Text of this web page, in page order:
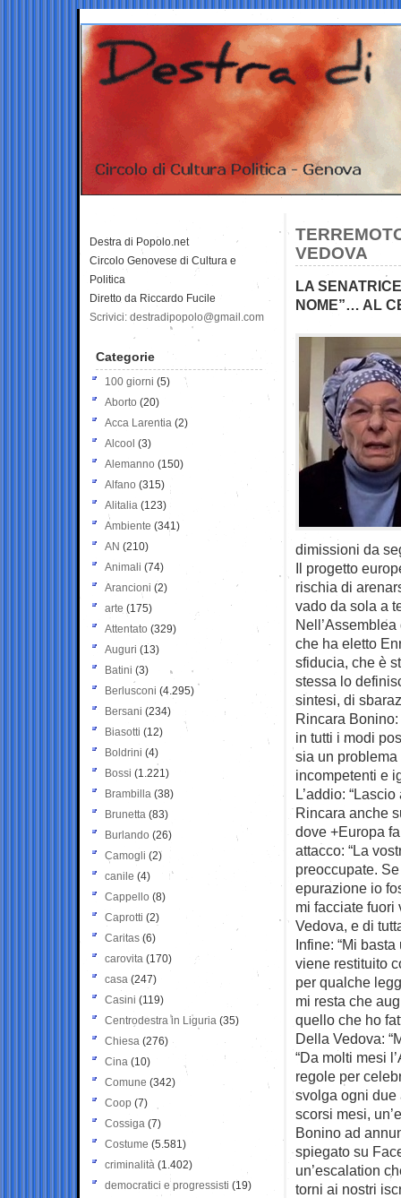
VEDOVA
LA
NOME”… AL
dimissioni da
Il progetto
rischia di
vado da sola a
che ha eletto
sfiducia, che è
stessa lo
sintesi, di
Rincara
in tutti i modi
sia un
incompetenti e
L’addio:
Rincara anche
dove +Europa
attacco: “La
preoccupate.
epurazione io
mi facciate fuori
Vedova, e di
Infine: “Mi
viene restituito
per qualche
mi resta che
quello che ho
Della Vedova:
“Da molti mesi
regole per
svolga ogni due
scorsi mesi,
Bonino ad
spiegato su
un’escalation
torni ai nostri
Destra di Popolo.net
Circolo Genovese di Cultura e
Politica
Diretto da Riccardo Fucile
Scrivici: destradipopolo@gmail.com
Categorie
100 giorni (5)
Aborto (20)
Acca Larentia (2)
Alcool (3)
Alemanno (150)
Alfano (315)
Alitalia (123)
Ambiente (341)
AN (210)
Animali (74)
Arancioni (2)
arte (175)
Attentato (329)
Auguri (13)
Batini (3)
Berlusconi (4.295)
Bersani (234)
Biasotti (12)
Boldrini (4)
Bossi (1.221)
Brambilla (38)
Brunetta (83)
Burlando (26)
Camogli (2)
canile (4)
Cappello (8)
Caprotti (2)
Caritas (6)
carovita (170)
casa (247)
Casini (119)
Centrodestra in Liguria (35)
Chiesa (276)
Cina (10)
Comune (342)
Coop (7)
Cossiga (7)
Costume (5.581)
criminalità (1.402)
democratici e progressisti (19)